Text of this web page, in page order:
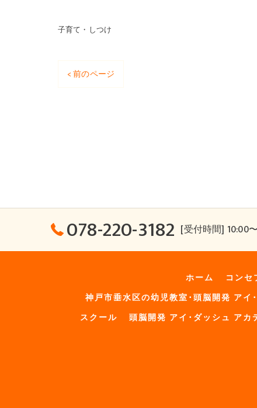
子育て・しつけ
< 前のページ
078-220-3182 [受付時間] 10:00
ホーム コンセ
神戸市垂水区の幼児教室･頭脳開発 アイ
スクール
頭脳開発 アイ･ダッシュ アカ